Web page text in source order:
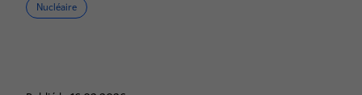
Nucléaire